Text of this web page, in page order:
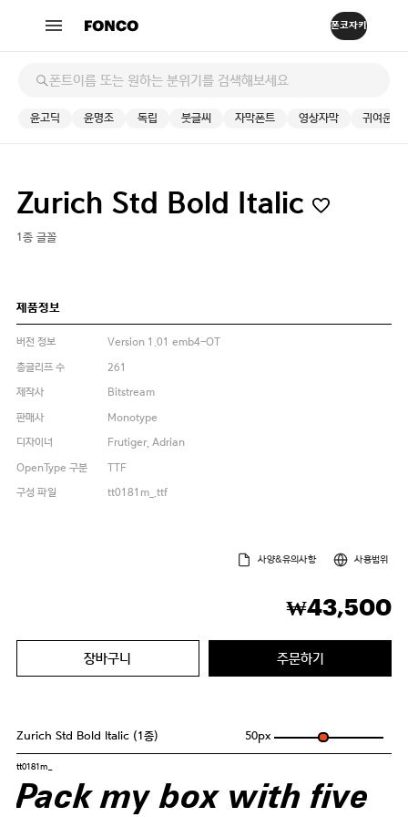
윤고딕 윤명조 독립 붓글씨 자막폰트 영상자막 귀여운
Zurich Std Bold Italic
1종 글꼴
제품정보
버전 정보
Version 1.01 emb4-OT
총글리프 수
261
제작사
Bitstream
판매사
Monotype
디자이너
Frutiger, Adrian
OpenType 구분
TTF
구성 파일
tt0181m_.ttf
사양&유의사항 사용범위
₩43,500
장바구니 주문하기
Zurich Std Bold Italic (1종) 50px
tt0181m_
Pack my box with five